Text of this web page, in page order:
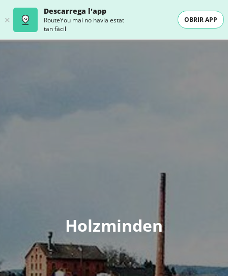
Descarrega l'app
RouteYou mai no havia estat
tan fàcil
OBRIR APP
Holzminden